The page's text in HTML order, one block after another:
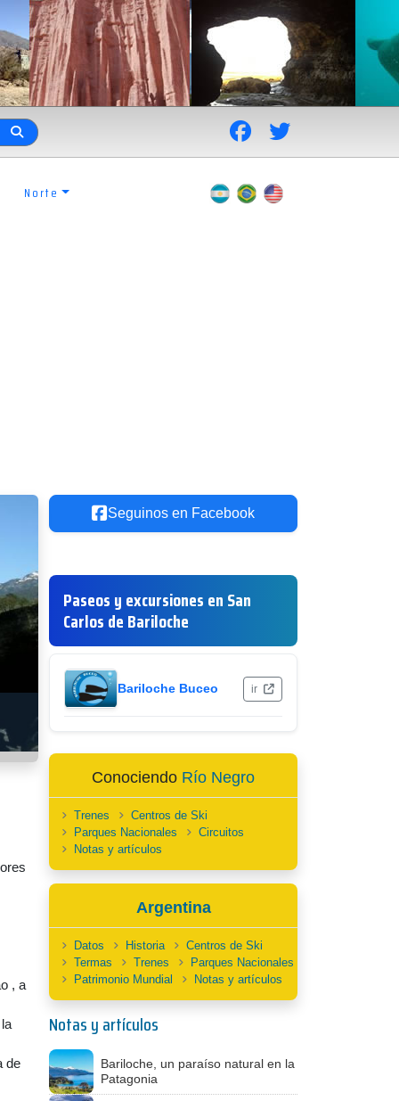
Norte
, a
de
Seguinos en Facebook
Paseos y excursiones en San
Carlos de Bariloche
Bariloche Buceo ir
Conociendo Río Negro
Trenes
Centros de Ski
Parques Nacionales
Circuitos
Notas y artículos
Argentina
Datos Historia
Centros de Ski
Termas
Trenes
Parques Nacionales
Patrimonio Mundial
Notas y artículos
Notas y artículos
Bariloche, un paraíso natural en la
Patagonia